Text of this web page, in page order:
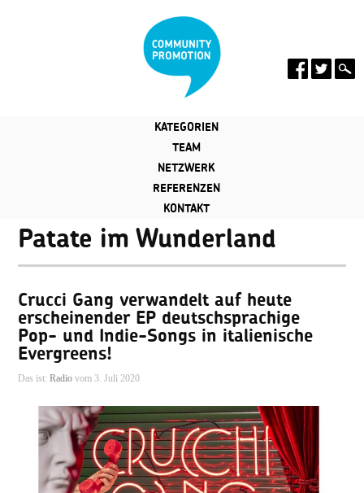
KATEGORIEN
TEAM
NETZWERK
REFERENZEN
KONTAKT
Patate im Wunderland
Crucci Gang verwandelt auf heute
erscheinender EP deutschsprachige
Pop- und Indie-Songs in italienische
Evergreens!
Das ist: Radiovom 3. Juli 2020